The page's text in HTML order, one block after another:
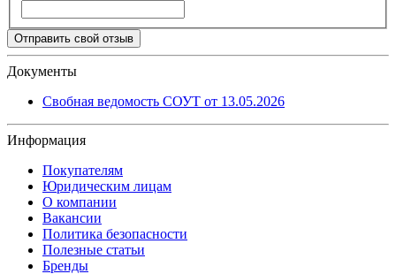
Отправить свой отзыв
Документы
Свобная ведомость СОУТ от 13.05.2026
Информация
Покупателям
Юридическим лицам
О компании
Вакансии
Политика безопасности
Полезные статьи
Бренды